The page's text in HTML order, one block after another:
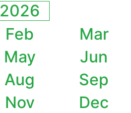
2026
Feb
Mar
May
Jun
Aug
Sep
Nov Dec